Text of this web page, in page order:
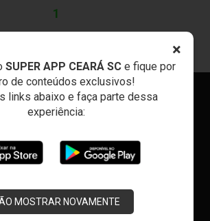
×
SUPER APP CEARÁ SCe fique por
de conteúdos exclusivos!
links abaixo e faça parte dessa
experiência:
MOSTRAR NOVAMENTE
1